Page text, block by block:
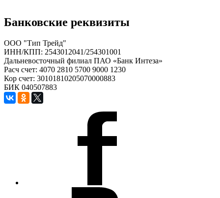
Банковские реквизиты
ООО "Тип Трейд"
ИНН/КПП: 2543012041/254301001
Дальневосточный филиал ПАО «Банк Интеза»
Расч счет: 4070 2810 5700 9000 1230
Кор счет: 30101810205070000883
БИК 040507883